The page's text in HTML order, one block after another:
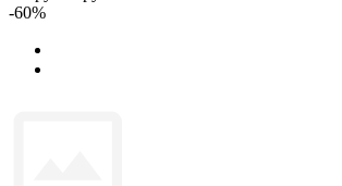
-60%